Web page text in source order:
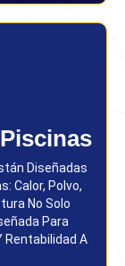
Diseñadas
Calor, Polvo,
No Solo
Para
Rentabilidad A